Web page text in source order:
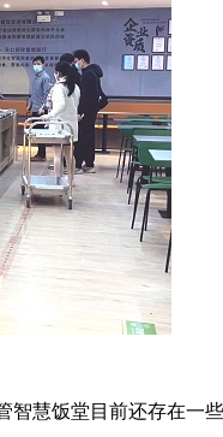
慧饭堂目前还存在一